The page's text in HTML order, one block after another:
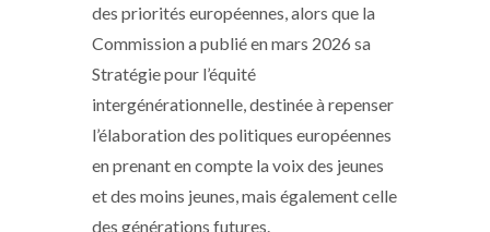
des priorités européennes, alors que la
Commission a publié en mars 2026 sa
Stratégie pour l’équité
intergénérationnelle, destinée à repenser
l’élaboration des politiques européennes
en prenant en compte la voix des jeunes
et des moins jeunes, mais également celle
des générations futures.